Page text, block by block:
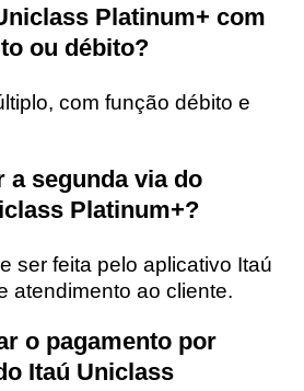
Platinum+ com
ou débito?
com função débito e
a segunda via do
Platinum+?
ser feita pelo aplicativo Itaú
atendimento ao cliente.
o pagamento por
Itaú Uniclass